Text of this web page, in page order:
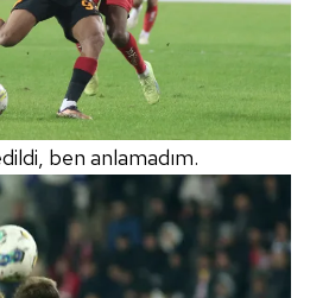
ben anlamadım.